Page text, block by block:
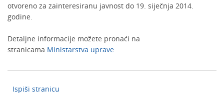
otvoreno za zainteresiranu javnost do 19. siječnja 2014.
godine.
Detaljne informacije možete pronaći na
stranicama Ministarstva uprave.
Ispiši stranicu